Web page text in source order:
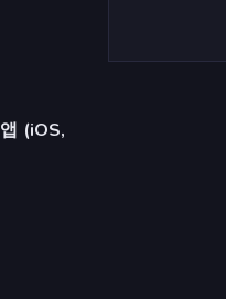
(iOS,